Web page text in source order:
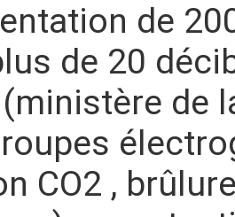
de
de 20
de
CO2 ,